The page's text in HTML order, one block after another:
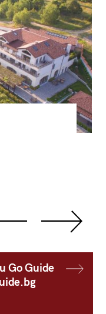
Go Guide